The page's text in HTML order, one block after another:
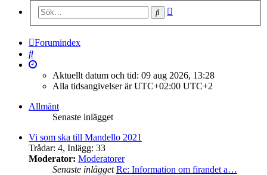
Sök
Forumindex
Sök
Aktuellt datum och tid: 09 aug 2026, 13:28
Alla tidsangivelser är UTC+02:00 UTC+2
Allmänt
Senaste inlägget
Vi som ska till Mandello 2021
Trådar: 4, Inlägg: 33
Moderator: Moderatorer
Senaste inlägget Re: Information om firandet a…